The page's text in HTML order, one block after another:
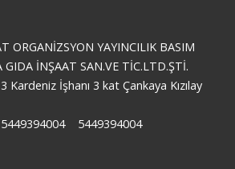
ORGANİZSYON YAYINCILIK BASIM
İNŞAAT SAN.VE TİC.LTD.ŞTİ.
Kardeniz İşhanı 3 kat Çankaya Kızılay
5449394004 5449394004